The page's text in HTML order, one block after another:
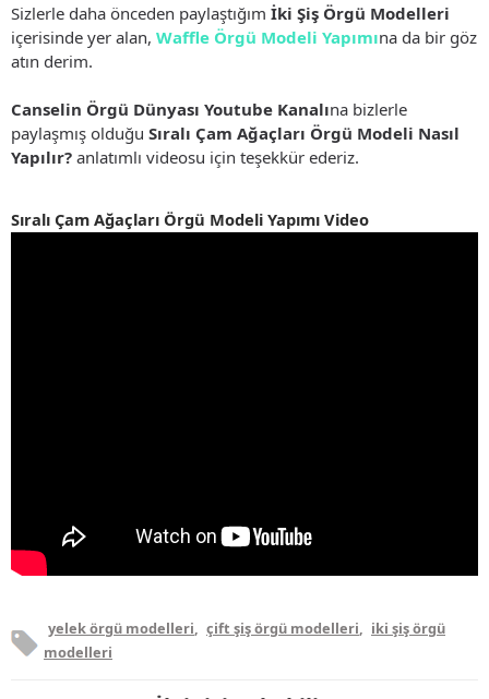
Sizlerle daha önceden paylaştığım İki Şiş Örgü Modelleri
içerisinde yer alan, Waffle Örgü Modeli Yapımına da bir göz
atın derim.
Canselin Örgü Dünyası Youtube Kanalına bizlerle
paylaşmış olduğu Sıralı Çam Ağaçları Örgü Modeli Nasıl
Yapılır? anlatımlı videosu için teşekkür ederiz.
Sıralı Çam Ağaçları Örgü Modeli Yapımı Video
yelek örgü modelleri, çift şiş örgü modelleri, iki şiş örgü
modelleri